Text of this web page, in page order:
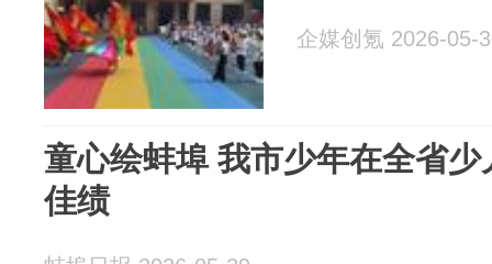
企媒创氪 2026-05-
童心绘蚌埠 我市少年在全省
佳绩